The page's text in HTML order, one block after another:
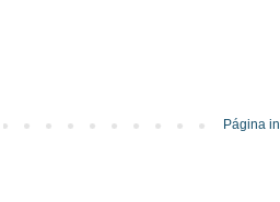
Página